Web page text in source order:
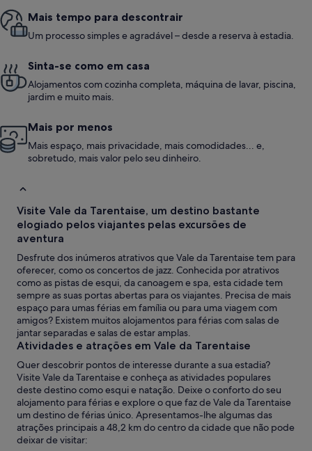
Mais tempo para descontrair
Um processo simples e agradável – desde a reserva à estadia.
Sinta-se como em casa
Alojamentos com cozinha completa, máquina de lavar, piscina,
jardim e muito mais.
Mais por menos
Mais espaço, mais privacidade, mais comodidades... e,
sobretudo, mais valor pelo seu dinheiro.
Visite Vale da Tarentaise, um destino bastante
elogiado pelos viajantes pelas excursões de
aventura
Desfrute dos inúmeros atrativos que Vale da Tarentaise tem para
oferecer, como os concertos de jazz. Conhecida por atrativos
como as pistas de esqui, da canoagem e spa, esta cidade tem
sempre as suas portas abertas para os viajantes. Precisa de mais
espaço para umas férias em família ou para uma viagem com
amigos? Existem muitos alojamentos para férias com salas de
jantar separadas e salas de estar amplas.
Atividades e atrações em Vale da Tarentaise
Quer descobrir pontos de interesse durante a sua estadia?
Visite Vale da Tarentaise e conheça as atividades populares
deste destino como esqui e natação. Deixe o conforto do seu
alojamento para férias e explore o que faz de Vale da Tarentaise
um destino de férias único. Apresentamos-lhe algumas das
atrações principais a 48,2 km do centro da cidade que não pode
deixar de visitar: